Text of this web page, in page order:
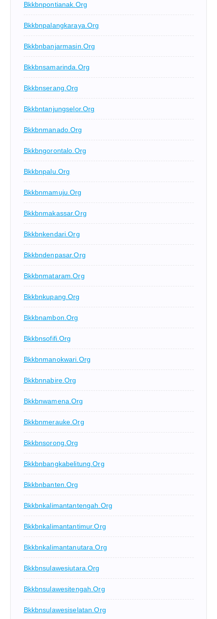
Bkkbnpontianak.org
Bkkbnpalangkaraya.org
Bkkbnbanjarmasin.org
Bkkbnsamarinda.org
Bkkbnserang.org
Bkkbntanjungselor.org
Bkkbnmanado.org
Bkkbngorontalo.org
Bkkbnpalu.org
Bkkbnmamuju.org
Bkkbnmakassar.org
Bkkbnkendari.org
Bkkbndenpasar.org
Bkkbnmataram.org
Bkkbnkupang.org
Bkkbnambon.org
Bkkbnsofifi.org
Bkkbnmanokwari.org
Bkkbnnabire.org
Bkkbnwamena.org
Bkkbnmerauke.org
Bkkbnsorong.org
Bkkbnbangkabelitung.org
Bkkbnbanten.org
Bkkbnkalimantantengah.org
Bkkbnkalimantantimur.org
Bkkbnkalimantanutara.org
Bkkbnsulawesiutara.org
Bkkbnsulawesitengah.org
Bkkbnsulawesiselatan.org